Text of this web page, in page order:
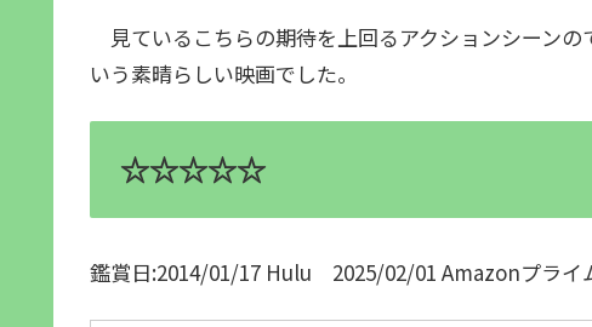
見ているこちらの期待を上回るアクションシーン
いう素晴らしい映画でした。
☆☆☆☆☆
鑑賞日:2014/01/17 Hulu 2025/02/01 Amazonプライ